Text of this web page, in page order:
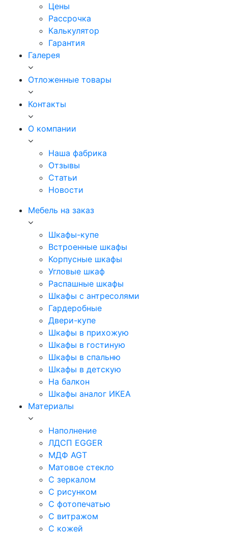
Цены
Рассрочка
Калькулятор
Гарантия
Галерея
Отложенные товары
Контакты
О компании
Наша фабрика
Отзывы
Статьи
Новости
Мебель на заказ
Шкафы-купе
Встроенные шкафы
Корпусные шкафы
Угловые шкаф
Распашные шкафы
Шкафы с антресолями
Гардеробные
Двери-купе
Шкафы в прихожую
Шкафы в гостиную
Шкафы в спальню
Шкафы в детскую
На балкон
Шкафы аналог ИКЕА
Материалы
Наполнение
ЛДСП EGGER
МДФ AGT
Матовое стекло
С зеркалом
С рисунком
С фотопечатью
С витражом
С кожей